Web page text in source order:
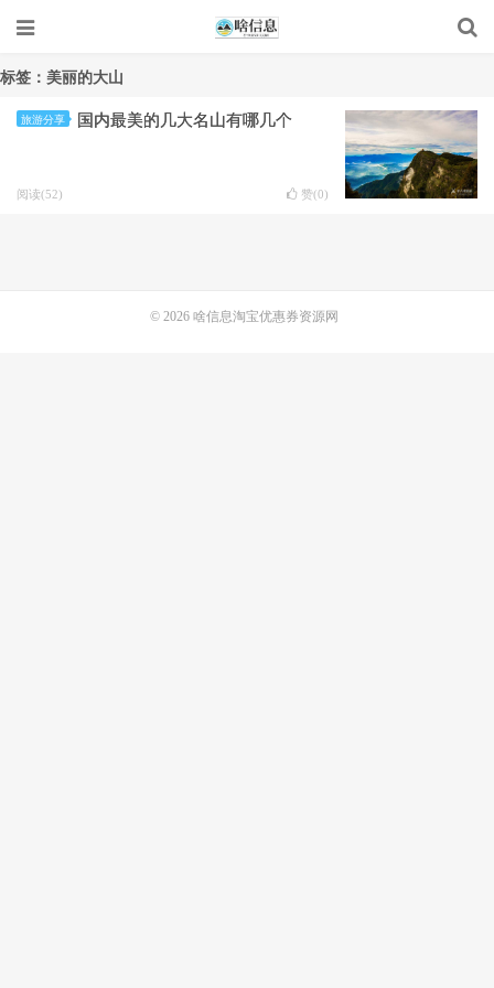
标签：美丽的大山
旅游分享 国内最美的几大名山有哪几个
阅读(52) 赞(0)
© 2026 啥信息淘宝优惠券资源网